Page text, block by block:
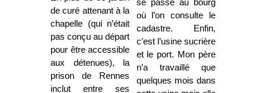
de curé attenant à la
chapelle (qui n’était
pas conçu au départ
pour être accessible
aux détenues), la
prison de Rennes
inclut entre ses
se passe au bourg
où l’on consulte le
cadastre. Enfin,
c’est l’usine sucrière
et le port. Mon père
n’a travaillé que
quelques mois dans